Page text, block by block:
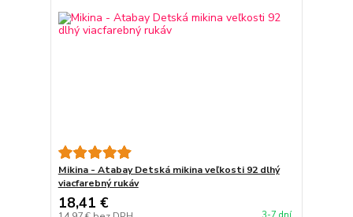
Mikina - Atabay Detská mikina veľkosti 92 dlhý
viacfarebný rukáv
18,41 €
3-7 dní